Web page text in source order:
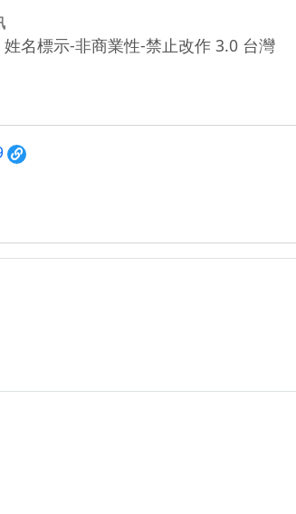
姓名標示-非商業性-禁止改作 3.0 台灣